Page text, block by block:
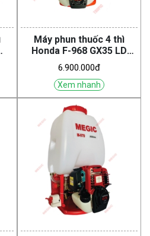
Máy phun thuốc 4 thì
Honda F-968 GX35 LD
(Tropic)
6.900.000đ
Xem nhanh